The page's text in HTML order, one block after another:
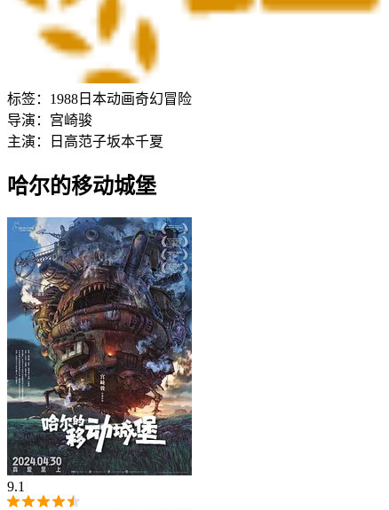
标签： 1988 日本动画奇幻冒险
导演： 宫崎骏
主演：
日高范子坂本千夏
哈尔的移动城堡
9.1